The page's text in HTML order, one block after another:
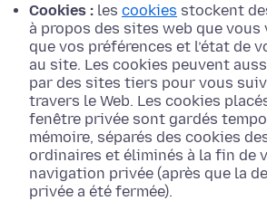
Cookies : les cookies stockent
à propos des sites web que
que vos préférences et l’état de
au site. Les cookies peuvent
par des sites tiers pour vous
travers le Web. Les cookies
fenêtre privée sont gardés
mémoire, séparés des cookies
ordinaires et éliminés à la fin de
navigation privée (après que la
privée a été fermée).